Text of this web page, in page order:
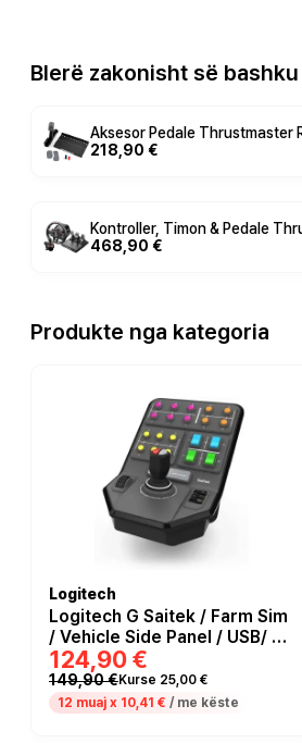
Blerë zakonisht së bashku
218,90 €
468,90 €
Produkte nga kategoria
Logitech
Logitech G Saitek / Farm Sim
/ Vehicle Side Panel / USB/ E
zezë
124,90 €
149,90 €Kurse 25,00 €
12 muaj x 10,41 € / me këste